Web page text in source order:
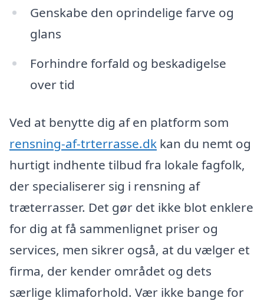
Genskabe den oprindelige farve og
glans
Forhindre forfald og beskadigelse
over tid
Ved at benytte dig af en platform som
rensning-af-trterrasse.dk kan du nemt og
hurtigt indhente tilbud fra lokale fagfolk,
der specialiserer sig i rensning af
træterrasser. Det gør det ikke blot enklere
for dig at få sammenlignet priser og
services, men sikrer også, at du vælger et
firma, der kender området og dets
særlige klimaforhold. Vær ikke bange for